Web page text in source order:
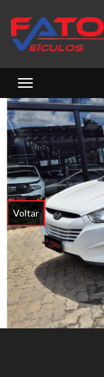
Toggle navigation
Voltar